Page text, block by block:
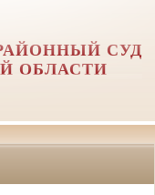
СУД
ОБЛАСТИ